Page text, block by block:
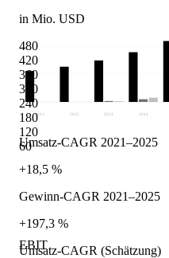
in Mio. USD
480
420
360
300
240
180
120
60
EBIT
2021 2022 2023 2024
Umsatz-CAGR 2021–2025
+18,5 %
Gewinn-CAGR 2021–2025
+197,3 %
Umsatz-CAGR (Schätzung)